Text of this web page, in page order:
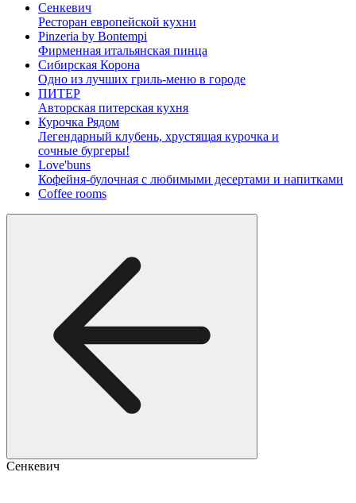
Сенкевич
Ресторан европейской кухни
Pinzeria by Bontempi
Фирменная итальянская пинца
Сибирская Корона
Одно из лучших гриль-меню в городе
ПИТЕР
Авторская питерская кухня
Курочка Рядом
Легендарный клубень, хрустящая курочка и
сочные бургеры!
Love'buns
Кофейня-булочная с любимыми десертами и напитками
Coffee rooms
Сенкевич